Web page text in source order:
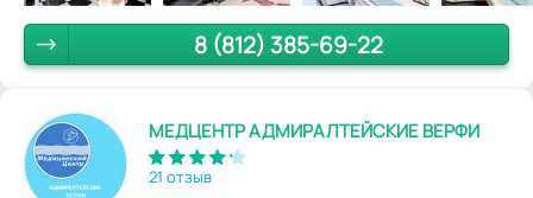
8 (812) 385-69-22
МЕДЦЕНТР АДМИРАЛТЕЙСКИЕ ВЕРФИ
21 отзыв